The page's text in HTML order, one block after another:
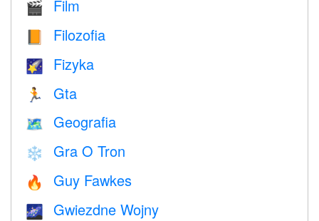
🎬 Film
📙 Filozofia
🌠 Fizyka
🏃 Gta
🗺 Geografia
❄️ Gra O Tron
🔥 Guy Fawkes
🌌 Gwiezdne Wojny